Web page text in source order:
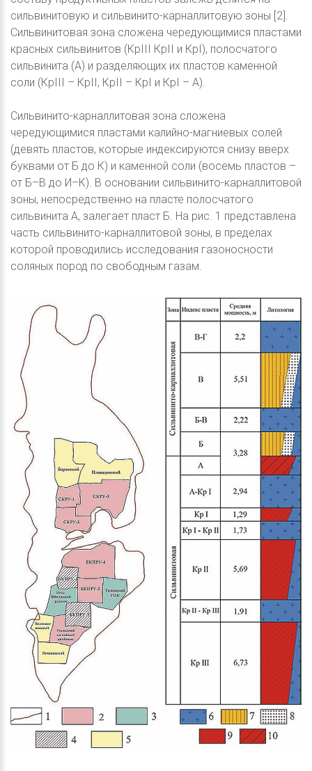
сильвинитовую и сильвинито-карналлитовую зоны [2].
Сильвинитовая зона сложена чередующимися пластами
красных сильвинитов (КрIII КрII и КрI), полосчатого
сильвинита (А) и разделяющих их пластов каменной
соли (КрIII – КрII, КрII – КрI и КрI – А).
Сильвинито-карналлитовая зона сложена
чередующимися пластами калийно-магниевых солей
(девять пластов, которые индексируются снизу вверх
буквами от Б до К) и каменной соли (восемь пластов –
от Б–В до И–К). В основании сильвинито-карналлитовой
зоны, непосредственно на пласте полосчатого
сильвинита А, залегает пласт Б. На рис. 1 представлена
часть сильвинито-карналлитовой зоны, в пределах
которой проводились исследования газоносности
соляных пород по свободным газам.